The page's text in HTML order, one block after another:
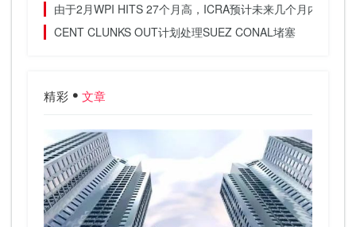
由于2月WPI HITS 27个月高，ICRA预计未来几个月内会急剧
CENT CLUNKS OUT计划处理SUEZ CONAL堵塞
精彩 文章